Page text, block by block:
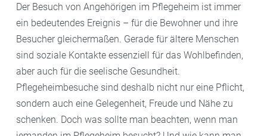
Der Besuch von Angehörigen im Pflegeheim ist immer
ein bedeutendes Ereignis – für die Bewohner und ihre
Besucher gleichermaßen. Gerade für ältere Menschen
sind soziale Kontakte essenziell für das Wohlbefinden,
aber auch für die seelische Gesundheit.
Pflegeheimbesuche sind deshalb nicht nur eine Pflicht,
sondern auch eine Gelegenheit, Freude und Nähe zu
schenken. Doch was sollte man beachten, wenn man